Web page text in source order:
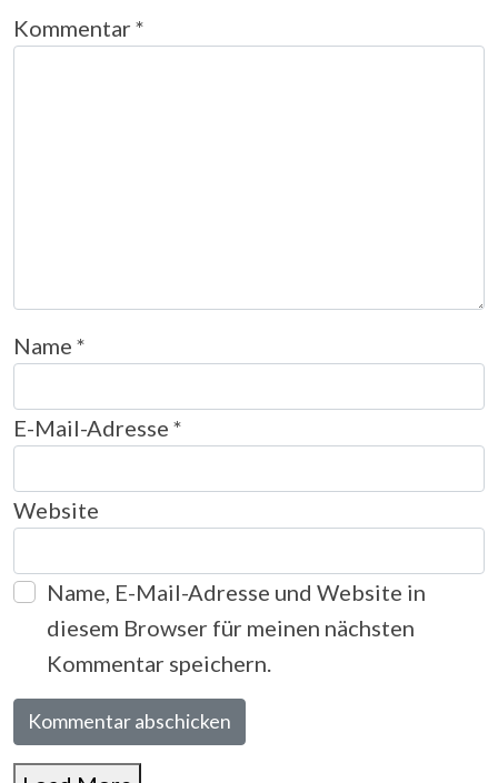
Kommentar *
Name *
E-Mail-Adresse *
Website
Name, E-Mail-Adresse und Website in
diesem Browser für meinen nächsten
Kommentar speichern.